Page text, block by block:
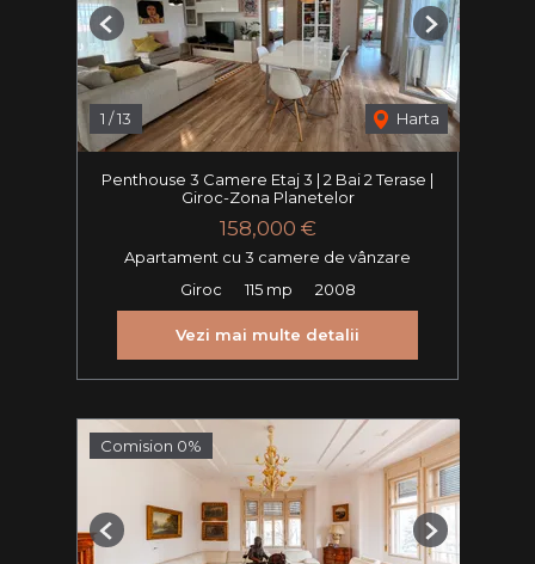
1 /13 Harta
Previous Next
Penthouse 3 Camere Etaj 3 | 2 Bai 2 Terase |
Giroc-Zona Planetelor
158,000 €
Apartament cu 3 camere de vânzare
Giroc
115 mp 2008
Vezi mai multe detalii
Comision 0%
Previous Next